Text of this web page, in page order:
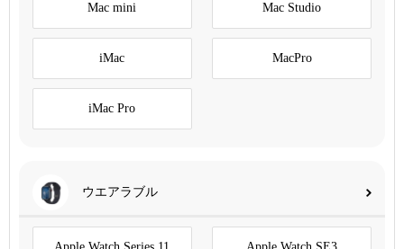
Mac mini Mac Studio
iMac MacPro
iMac Pro
ウエアラブル